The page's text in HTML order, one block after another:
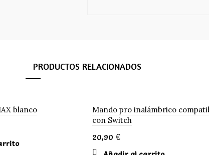
PRODUCTOS RELACIONADOS
blanco
Mando pro inalámbrico
con Switch
20,90 €